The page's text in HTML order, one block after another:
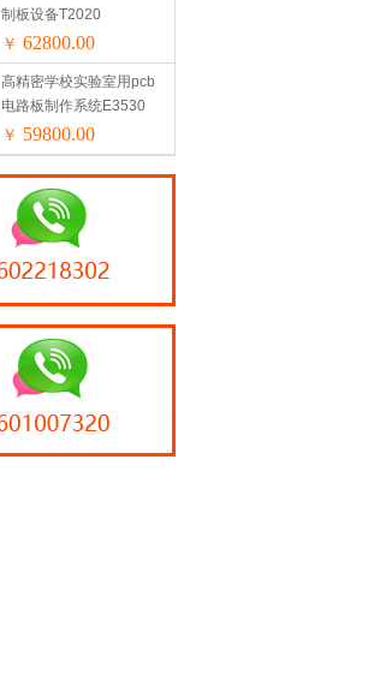
制板设备T2020
￥ 62800.00
高精密学校实验室用pcb
电路板制作系统E3530
￥ 59800.00